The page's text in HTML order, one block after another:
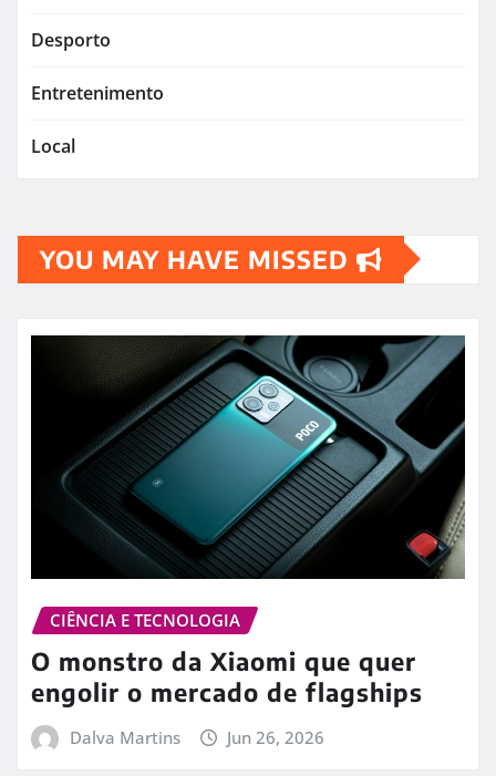
Desporto
Entretenimento
Local
YOU MAY HAVE MISSED
CIÊNCIA E TECNOLOGIA
O monstro da Xiaomi que quer
engolir o mercado de flagships
Dalva Martins Jun 26, 2026